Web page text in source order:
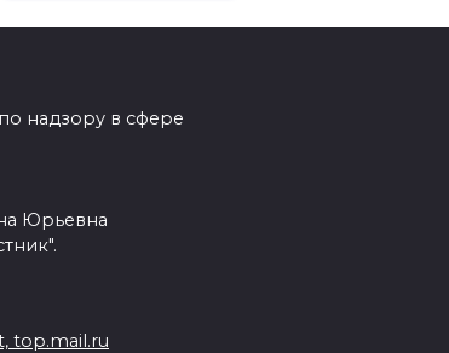
надзору в сфере
Юрьевна
top.mail.ru